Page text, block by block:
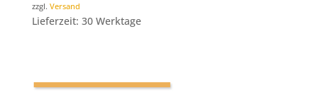
zzgl. Versand
Lieferzeit: 30 Werktage